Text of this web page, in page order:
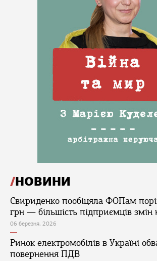
НОВИНИ
Свириденко пообіцяла ФОПам
грн — більшість підприємців змін
06 березня, 2026
Ринок електромобілів в Україні
повернення ПДВ